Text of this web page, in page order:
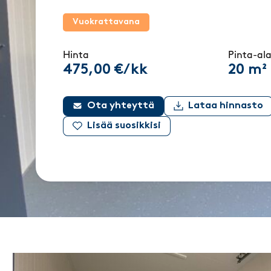
Vuokrattavana
Hinta
475,00 €/kk
Pinta-
20 m²
Ota yhteyttä Lataa hinnasto
Lisää suosikkisi